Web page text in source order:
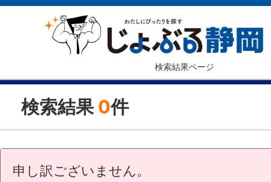
検索結果ページ
検索結果 0件
申し訳ございません。